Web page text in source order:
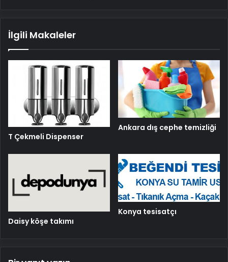
İlgili Makaleler
T Çekmeli Dispenser
Ankara dış cephe temizliği
Daisy köşe takımı
Konya tesisatçı